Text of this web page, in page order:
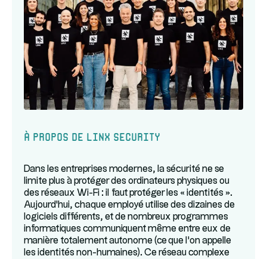
À propos de Linx Security
Dans les entreprises modernes, la sécurité ne se
limite plus à protéger des ordinateurs physiques ou
des réseaux Wi-Fi : il faut protéger les « identités ».
Aujourd'hui, chaque employé utilise des dizaines de
logiciels différents, et de nombreux programmes
informatiques communiquent même entre eux de
manière totalement autonome (ce que l'on appelle
les identités non-humaines). Ce réseau complexe